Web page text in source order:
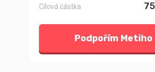
Cílová částka
Podpořím Metiho